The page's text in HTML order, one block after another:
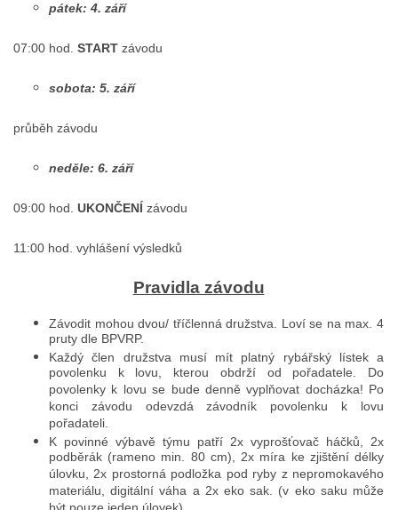
pátek: 4. září
07:00 hod. START závodu
sobota: 5. září
průběh závodu
neděle: 6. září
09:00 hod. UKONČENÍ závodu
11:00 hod. vyhlášení výsledků
Pravidla závodu
Závodit mohou dvou/ tříčlenná družstva. Loví se na max. 4
pruty dle BPVRP.
Každý člen družstva musí mít platný rybářský lístek a
povolenku k lovu, kterou obdrží od pořadatele. Do
povolenky k lovu se bude denně vyplňovat docházka! Po
konci závodu odevzdá závodník povolenku k lovu
pořadateli.
K povinné výbavě týmu patří 2x vyprošťovač háčků, 2x
podběrák (rameno min. 80 cm), 2x míra ke zjištění délky
úlovku, 2x prostorná podložka pod ryby z nepromokavého
materiálu, digitální váha a 2x eko sak. (v eko saku může